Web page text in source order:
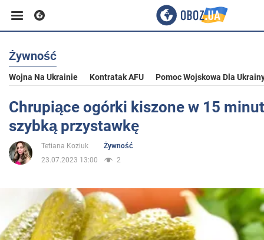
Biznes
Sport
Rozrywka
Polityka
Żywność
Wojna Na Ukrainie Kontratak AFU Pomoc Wojskowa Dla
Chrupiące ogórki kiszone w 15
szybką przystawkę
Tetiana Koziuk
Żywność
23.07.2023 13:00
2